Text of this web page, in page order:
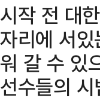
시작 전 대
자리에 서
워 갈 수 있
선수들의